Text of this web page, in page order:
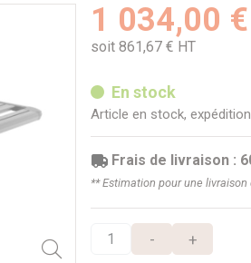
1 034,00
soit 861,67 € HT
En stock
Article en stock,
Frais de livraison :
** Estimation pour une
- +